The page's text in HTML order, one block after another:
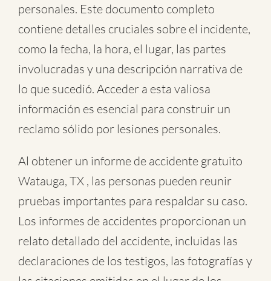
personales. Este documento completo
contiene detalles cruciales sobre el incidente,
como la fecha, la hora, el lugar, las partes
involucradas y una descripción narrativa de
lo que sucedió. Acceder a esta valiosa
información es esencial para construir un
reclamo sólido por lesiones personales.
Al obtener un informe de accidente gratuito
Watauga, TX , las personas pueden reunir
pruebas importantes para respaldar su caso.
Los informes de accidentes proporcionan un
relato detallado del accidente, incluidas las
declaraciones de los testigos, las fotografías y